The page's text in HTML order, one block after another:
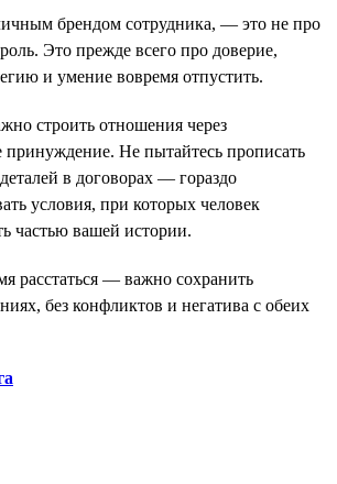
брендом сотрудника, — это не про
Это прежде всего про доверие,
и умение вовремя отпустить.
строить отношения через
принуждение. Не пытайтесь прописать
в договорах — гораздо
условия, при которых человек
частью вашей истории.
расстаться — важно сохранить
без конфликтов и негатива с обеих